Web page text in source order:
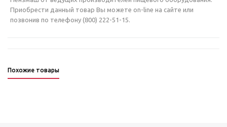
Приобрести данный товар Вы можете on-line на сайте или
позвонив по телефону (800) 222-51-15.
Похожие товары